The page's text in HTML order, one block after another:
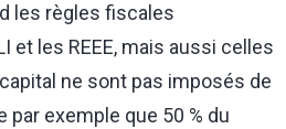
les règles fiscales
et les REEE, mais aussi celles
ne sont pas imposés de
par exemple que 50 % du